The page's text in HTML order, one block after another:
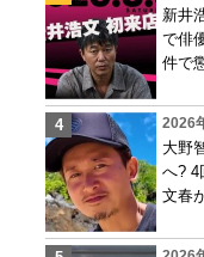
新井
で俳
件で
2026
大野
へ? 4
文春